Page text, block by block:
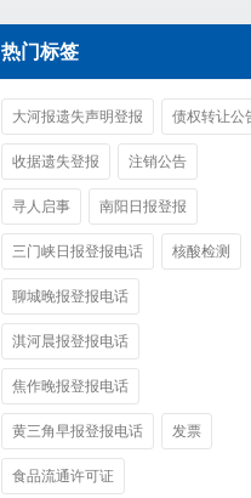
热门标签
大河报遗失声明登报 债权转让公
收据遗失登报 注销公告
寻人启事 南阳日报登报
三门峡日报登报电话 核酸检测
聊城晚报登报电话
淇河晨报登报电话
焦作晚报登报电话
黄三角早报登报电话 发票
食品流通许可证